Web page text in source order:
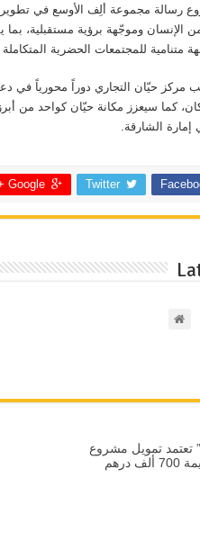
رسالة مجموعة ألِف الأوسع في
الإنسان وموجّهة برؤية مستقبلية، بما
متنامية للمجتمعات الحضرية المتكاملة
مركز حيّان التجاري دوراً محورياً في
كما سيعزز مكانة حيّان كواحد من
إمارة الشارقة.
Twitter
Google +
تعتمد تمويل مشروع
درهم